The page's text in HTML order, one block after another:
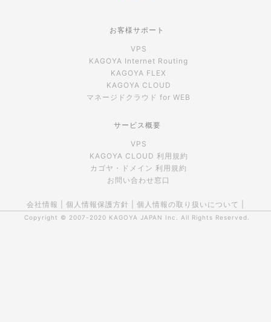
お客様サポート
VPS
KAGOYA Internet Routing
KAGOYA FLEX
KAGOYA CLOUD
マネージドクラウド for WEB
サービス概要
VPS
KAGOYA CLOUD 利用規約
カゴヤ・ドメイン 利用規約
お問い合わせ窓口
会社情報 個人情報保護方針 個人情報の取り扱いについて
Copyright © 2007-2020 KAGOYA JAPAN Inc. All Rights Reserved.